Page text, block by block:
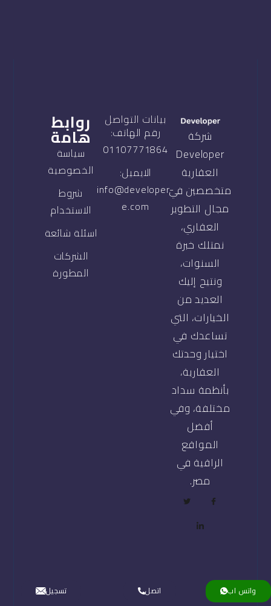
شركة
Developer
العقارية
متخصصين في
مجال التطوير
العقاري،
نمتلك خبرة
السنوات،
ونتيح إليك
العديد من
الخيارات، التي
تساعدك في
اختيار وحدتك
العقارية،
بأنظمة سداد
مختلفة، وفي
أفضل
المواقع
الراقية في
مصر.
بيانات التواصل
رقم الهاتف:
01107771864
الايميل:
info@developer-
e.com
روابط
هامة
سياسة
الخصوصية
شروط
الاستخدام
اسئلة شائعة
الشركات
المطورة
واتس اب اتصل تسجيل